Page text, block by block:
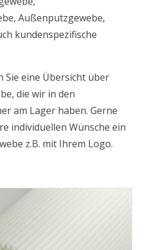
Außenputzgewebe,
kundenspezifische
Sie eine Übersicht über
die wir in den
am Lager haben. Gerne
individuellen Wünsche ein
z.B. mit Ihrem Logo.